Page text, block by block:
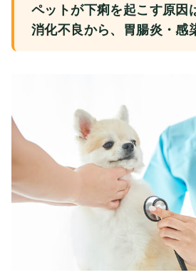
ペットが下痢を起こす原因
消化不良から、胃腸炎・感